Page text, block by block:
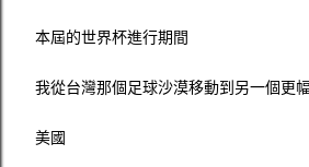
本屆的世界杯進行期間
我從台灣那個足球沙漠移動到另一個更
美國